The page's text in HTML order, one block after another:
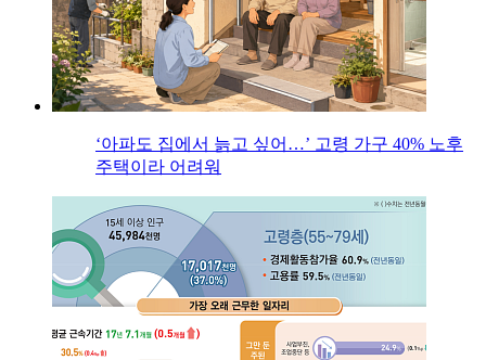
‘아파도 집에서 늙고 싶어…’ 고령 가구 40% 노후
주택이라 어려워